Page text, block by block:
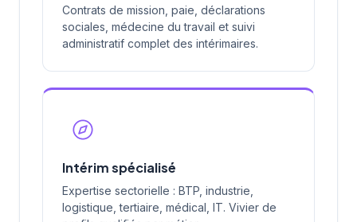
Contrats de mission, paie, déclarations
sociales, médecine du travail et suivi
administratif complet des intérimaires.
Intérim spécialisé
Expertise sectorielle : BTP, industrie,
logistique, tertiaire, médical, IT. Vivier de